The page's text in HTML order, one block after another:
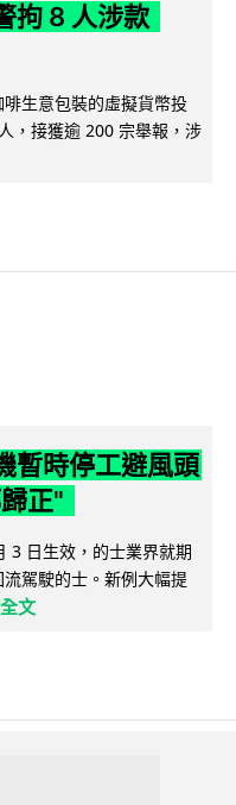
拘 8 人涉款
生意包裝的虛擬貨幣投
，接獲逾 200 宗舉報，涉
暫時停工避風頭
正"
3 日生效，的士業界就期
駕駛的士。新例大幅提
文